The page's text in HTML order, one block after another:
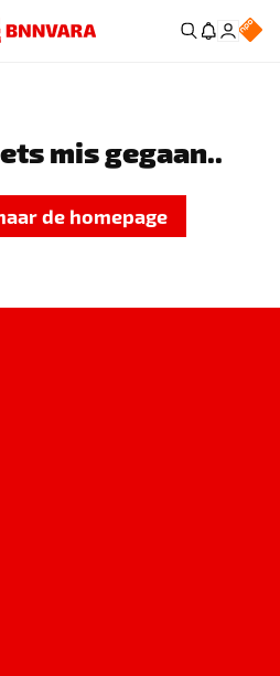
mis gegaan..
de homepage